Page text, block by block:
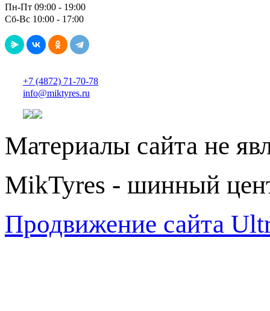
Пн-Пт 09:00 - 19:00
Сб-Вс 10:00 - 17:00
+7 (4872) 71-70-78
info@miktyres.ru
Материалы сайта не
MikTyres - шинный
Продвижение сайта